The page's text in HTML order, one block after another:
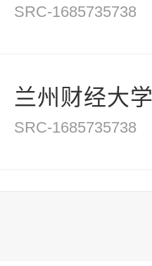
SRC-1685735738
兰州财经大
SRC-1685735738